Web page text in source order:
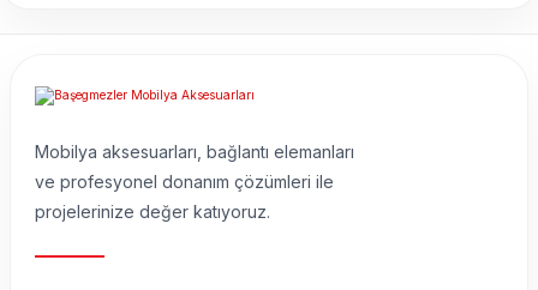
Mobilya aksesuarları, bağlantı elemanları
ve profesyonel donanım çözümleri ile
projelerinize değer katıyoruz.